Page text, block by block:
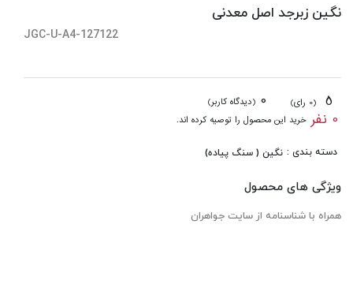
نگین زبرجد اصل معدنی
JGC-U-A4-127122
(0 رای) 0 (دیدگاه کاربر)
0 نفر خرید این محصول را توصیه کرده اند.
دسته بندی : نگین ( سنگ پیاده)
ویژگی های محصول
همراه با شناسنامه از سایت جواهران